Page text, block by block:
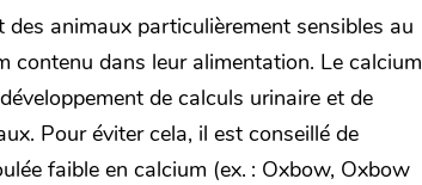
des animaux particulièrement sensibles au
contenu dans leur alimentation. Le calcium
de calculs urinaire et de
Pour éviter cela, il est conseillé de
faible en calcium (ex. : Oxbow, Oxbow